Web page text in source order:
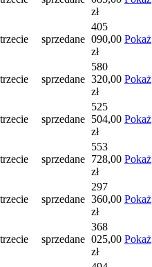
zł
trzecie sprzedane
405
090,00
zł
Pokaż
trzecie sprzedane
580
320,00
zł
Pokaż
trzecie sprzedane
525
504,00
zł
Pokaż
trzecie sprzedane
553
728,00
zł
Pokaż
trzecie sprzedane
297
360,00
zł
Pokaż
trzecie sprzedane
368
025,00
zł
Pokaż